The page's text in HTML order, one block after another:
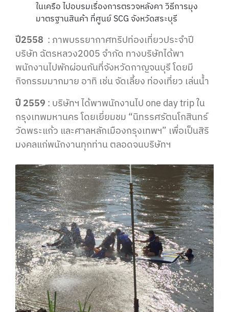
ในเครือ ไปอบรมเรื่องการตรวจหลังคา วิธีการมุง
มาตรฐานสินค้า ที่ศูนย์ SCG จังหวัดสระบุรี
ปี2558 : ภาพบรรยากาศทริปท่องเที่ยวประจำปี
บริษัท ฉัตรหลวง2005 จำกัด ทางบริษัทได้พา
พนักงานไปพักผ่อนกันที่จังหวัดกาญจนบุรี โดยมี
กิจกรรมมากมาย อาทิ เช่น จัดเลี้ยง ท่องเที่ยว เล่นน้ำ
ปี 2559 : บริษัทฯ ได้พาพนักงานไป one day trip ใน
กรุงเทพมหานคร โดยเยี่ยมชม “นิทรรศรัตนโกสินทร์
วัดพระแก้ว และศาลหลักเมืองกรุงเทพฯ” เพื่อเป็นสิริ
มงคลแก่พนักงานทุกท่าน ตลอดจนบริษัทฯ